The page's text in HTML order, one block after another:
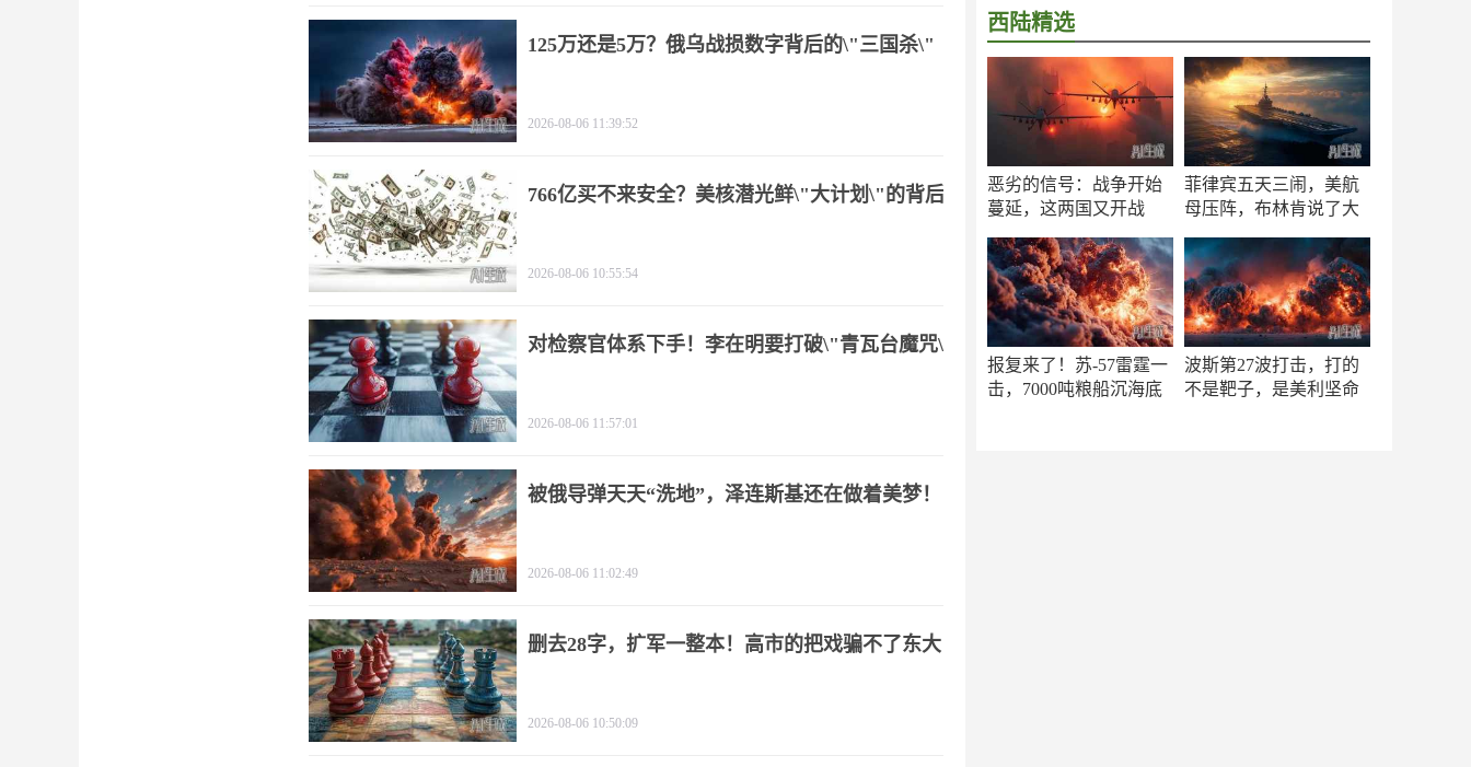
西陆精选
恶劣的信号：战争开始
蔓延，这两国又开战
菲律宾五天三闹，美航
母压阵，布林肯说了大
报复来了！苏-57雷霆一
击，7000吨粮船沉海底
波斯第27波打击，打的
不是靶子，是美利坚命
125万还是5万？俄乌战损数字背后的\"三国杀\"
2026-08-06 11:39:52
766亿买不来安全？美核潜光鲜\"大计划\"的背后
2026-08-06 10:55:54
对检察官体系下手！李在明要打破\"青瓦台魔咒\"
2026-08-06 11:57:01
被俄导弹天天“洗地”，泽连斯基还在做着美梦！
2026-08-06 11:02:49
删去28字，扩军一整本！高市的把戏骗不了东大
2026-08-06 10:50:09